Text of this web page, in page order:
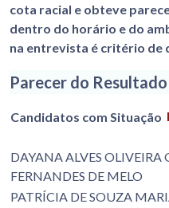
cota racial e obteve
dentro do horário e do
na entrevista é critério de
Parecer do
Candidatos com Situação
DAYANA ALVES
FERNANDES DE MELO
PATRÍCIA DE SOUZA